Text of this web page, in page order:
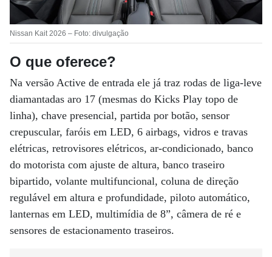
Nissan Kait 2026 – Foto: divulgação
O que oferece?
Na versão Active de entrada ele já traz rodas de liga-leve
diamantadas aro 17 (mesmas do Kicks Play topo de
linha), chave presencial, partida por botão, sensor
crepuscular, faróis em LED, 6 airbags, vidros e travas
elétricas, retrovisores elétricos, ar-condicionado, banco
do motorista com ajuste de altura, banco traseiro
bipartido, volante multifuncional, coluna de direção
regulável em altura e profundidade, piloto automático,
lanternas em LED, multimídia de 8”, câmera de ré e
sensores de estacionamento traseiros.